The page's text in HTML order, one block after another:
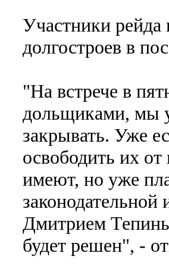
Участники рейда
долгостроев в
"На встрече в
дольщиками, мы
закрывать. Уже
освободить их
имеют, но уже
Дмитрием
будет решен", -